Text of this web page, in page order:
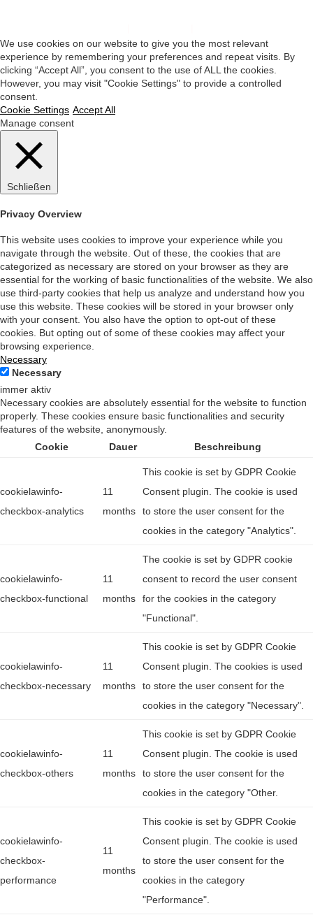
We use cookies on our website to give you the most relevant
experience by remembering your preferences and repeat visits. By
clicking “Accept All”, you consent to the use of ALL the cookies.
However, you may visit "Cookie Settings" to provide a controlled
consent.
Cookie Settings Accept All
Manage consent
Schließen
Privacy Overview
This website uses cookies to improve your experience while you
navigate through the website. Out of these, the cookies that are
categorized as necessary are stored on your browser as they are
essential for the working of basic functionalities of the website. We also
use third-party cookies that help us analyze and understand how you
use this website. These cookies will be stored in your browser only
with your consent. You also have the option to opt-out of these
cookies. But opting out of some of these cookies may affect your
browsing experience.
Necessary
Necessary
immer aktiv
Necessary cookies are absolutely essential for the website to function
properly. These cookies ensure basic functionalities and security
features of the website, anonymously.
Cookie
Dauer Beschreibung
cookielawinfo-
checkbox-analytics
11
months
This cookie is set by GDPR Cookie
Consent plugin. The cookie is used
to store the user consent for the
cookies in the category "Analytics".
cookielawinfo-
checkbox-functional
11
months
The cookie is set by GDPR cookie
consent to record the user consent
for the cookies in the category
"Functional".
cookielawinfo-
checkbox-necessary
11
months
This cookie is set by GDPR Cookie
Consent plugin. The cookies is used
to store the user consent for the
cookies in the category "Necessary".
cookielawinfo-
checkbox-others
11
months
This cookie is set by GDPR Cookie
Consent plugin. The cookie is used
to store the user consent for the
cookies in the category "Other.
cookielawinfo-
checkbox-
performance
11
months
This cookie is set by GDPR Cookie
Consent plugin. The cookie is used
to store the user consent for the
cookies in the category
"Performance".